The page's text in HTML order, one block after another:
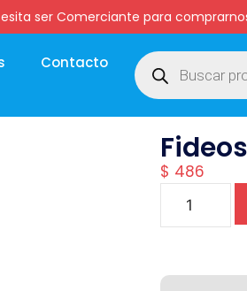
ser Comerciante para
Contacto
$ 486